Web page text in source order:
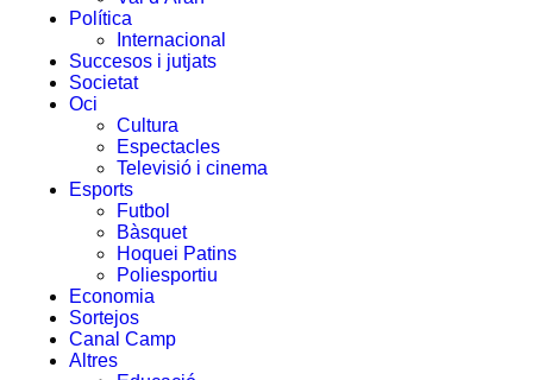
Política
Internacional
Succesos i jutjats
Societat
Oci
Cultura
Espectacles
Televisió i cinema
Esports
Futbol
Bàsquet
Hoquei Patins
Poliesportiu
Economia
Sortejos
Canal Camp
Altres